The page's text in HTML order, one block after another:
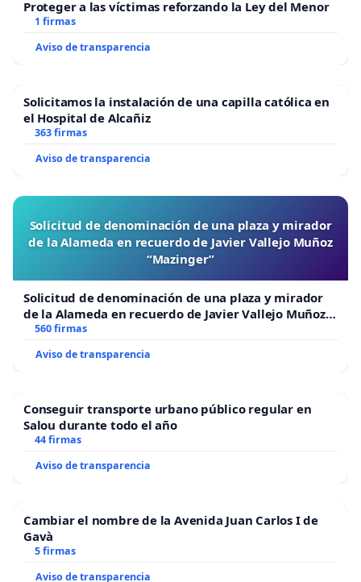
Proteger a las víctimas reforzando la Ley del Menor
1 firmas
Aviso de transparencia
Solicitamos la instalación de una capilla católica en
el Hospital de Alcañiz
363 firmas
Aviso de transparencia
Solicitud de denominación de una plaza y mirador
de la Alameda en recuerdo de Javier Vallejo Muñoz
“Mazinger”
Solicitud de denominación de una plaza y mirador
de la Alameda en recuerdo de Javier Vallejo Muñoz
“Mazinger”
560 firmas
Aviso de transparencia
Conseguir transporte urbano público regular en
Salou durante todo el año
44 firmas
Aviso de transparencia
Cambiar el nombre de la Avenida Juan Carlos I de
Gavà
5 firmas
Aviso de transparencia